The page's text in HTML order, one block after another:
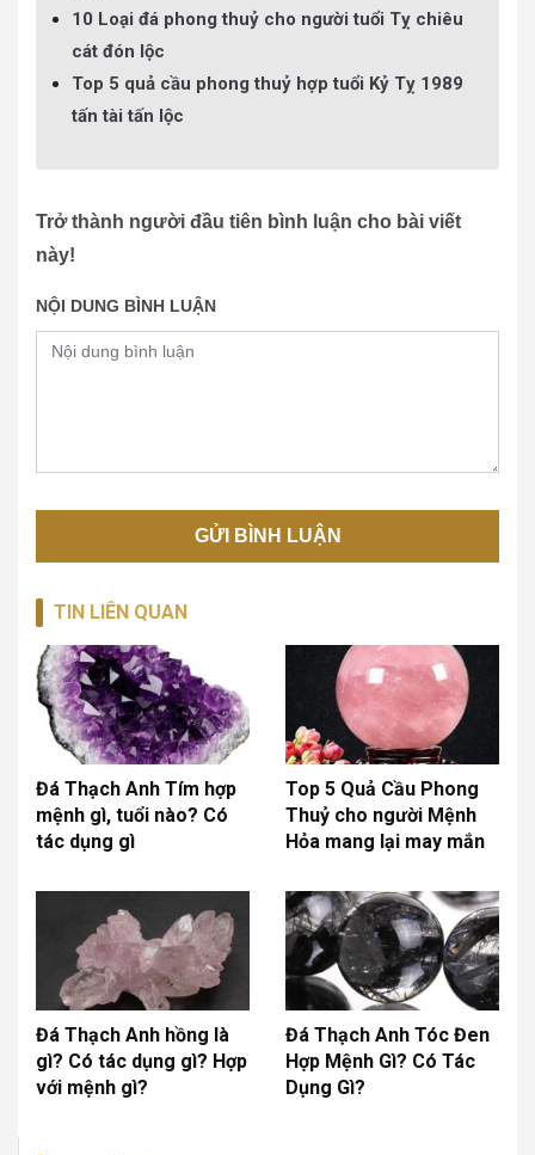
10 Loại đá phong thuỷ cho người tuổi Tỵ chiêu
cát đón lộc
Top 5 quả cầu phong thuỷ hợp tuổi Kỷ Tỵ 1989
tấn tài tấn lộc
Trở thành người đầu tiên bình luận cho bài viết
này!
NỘI DUNG BÌNH LUẬN
TIN LIÊN QUAN
Đá Thạch Anh Tím hợp
mệnh gì, tuổi nào? Có
tác dụng gì
Top 5 Quả Cầu Phong
Thuỷ cho người Mệnh
Hỏa mang lại may mắn
Đá Thạch Anh hồng là
gì? Có tác dụng gì? Hợp
với mệnh gì?
Đá Thạch Anh Tóc Đen
Hợp Mệnh Gì? Có Tác
Dụng Gì?